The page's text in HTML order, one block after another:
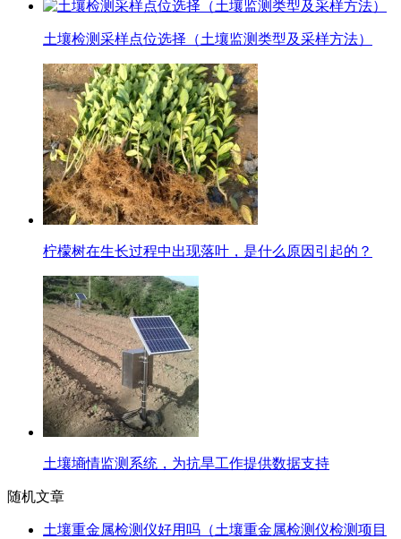
土壤检测采样点位选择（土壤监测类型及采样方法）
柠檬树在生长过程中出现落叶，是什么原因引起的？
土壤墒情监测系统，为抗旱工作提供数据支持
随机文章
土壤重金属检测仪好用吗（土壤重金属检测仪检测项目